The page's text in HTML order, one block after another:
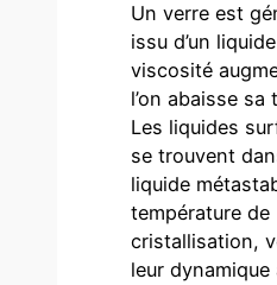
Un verre est
issu d’un
viscosité
l’on abaisse sa
Les liquides
se trouvent
liquide
température de
cristallisation,
leur dynamique